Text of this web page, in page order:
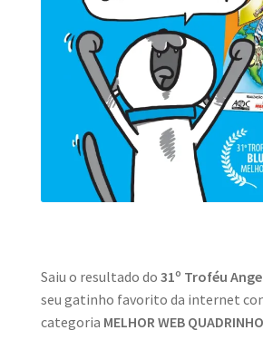
MINHA CONTA
CARRINHO
Saiu o resultado do 31º Troféu
seu gatinho favorito da internet
categoria MELHOR WEB QUADRINHO